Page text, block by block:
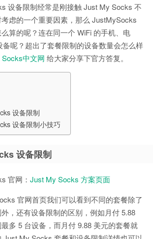
设备限制经常是刚接触 Just My Socks 不
虑的一个重要因素，那么 JustMySocks
算的呢？连在同一个 WiFi 的手机、电
备呢？超出了套餐限制的设备数量会怎么样
中文网 给大家分享下官方答复。
设备限制
设备限制小技巧
设备限制
官网： Just My Socks 方案页面
官网首页我们可以看到不同的套餐除了
，还有设备限制的区别，例如月付 5.88
多 5 台设备，而月付 9.88 美元的套餐就